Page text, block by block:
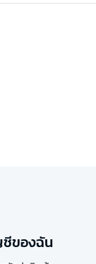
ของฉัน